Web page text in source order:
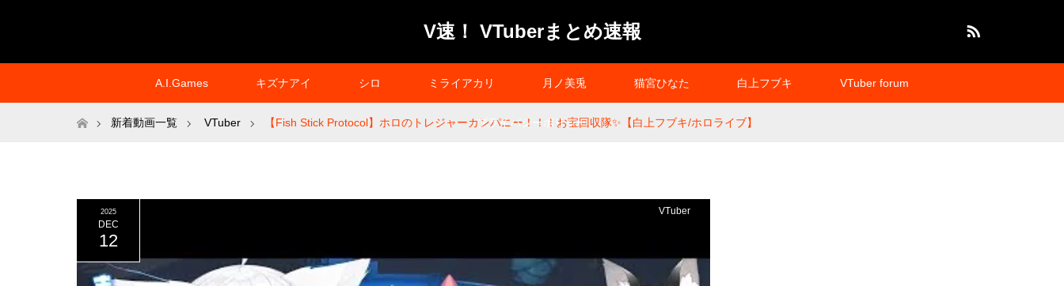
V速！ VTuberまとめ速報
A.I.Games キズナアイ シロ ミライアカリ 月ノ美兎 猫宮ひなた 白上フブキ VTuber forum
プライバシーポリシー
ホーム新着動画一覧 VTuber 【Fish Stick Protocol】ホロのトレジャーカンパニー！！！お宝回収隊✨️【白上フブキ/ホロライブ】
2025
DEC
12
VTuber